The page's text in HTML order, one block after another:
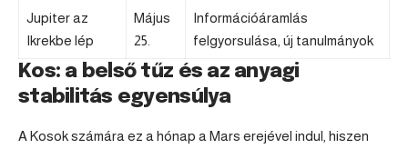
Jupiter az
Ikrekbe lép
Május
25.
Információáramlás
felgyorsulása, új tanulmányok
Kos: a belső tűz és az anyagi
stabilitás egyensúlya
A Kosok számára ez a hónap a Mars erejével indul, hiszen